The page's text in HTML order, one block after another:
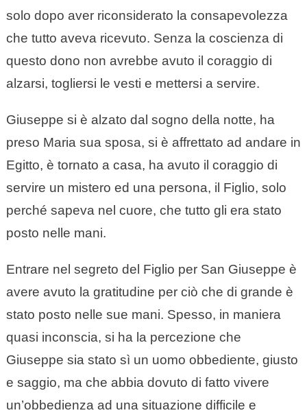
solo dopo aver riconsiderato la consapevolezza
che tutto aveva ricevuto. Senza la coscienza di
questo dono non avrebbe avuto il coraggio di
alzarsi, togliersi le vesti e mettersi a servire.
Giuseppe si è alzato dal sogno della notte, ha
preso Maria sua sposa, si è affrettato ad andare in
Egitto, è tornato a casa, ha avuto il coraggio di
servire un mistero ed una persona, il Figlio, solo
perché sapeva nel cuore, che tutto gli era stato
posto nelle mani.
Entrare nel segreto del Figlio per San Giuseppe è
avere avuto la gratitudine per ciò che di grande è
stato posto nelle sue mani. Spesso, in maniera
quasi inconscia, si ha la percezione che
Giuseppe sia stato sì un uomo obbediente, giusto
e saggio, ma che abbia dovuto di fatto vivere
un’obbedienza ad una situazione difficile e